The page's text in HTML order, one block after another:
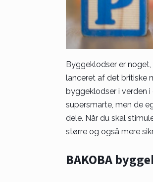
Byggeklodser er
lanceret af det britiske
byggeklodser i verden
supersmarte, men de
dele. Når du skal
større og også mere
BAKOBA